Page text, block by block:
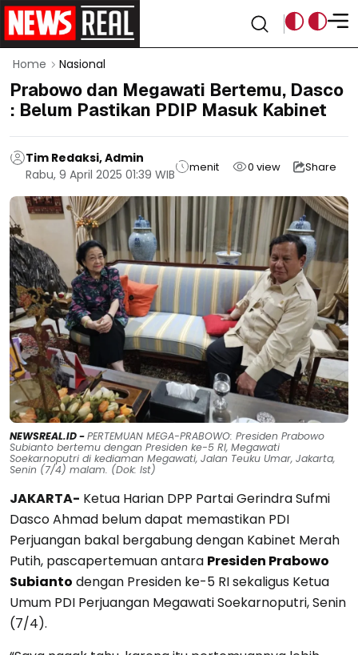
Home Nasional
Prabowo dan Megawati Bertemu, Dasco
: Belum Pastikan PDIP Masuk Kabinet
Tim Redaksi, Admin
Rabu, 9 April 2025 01:39 WIB
menit 0 view Share
NEWSREAL.ID -PERTEMUAN MEGA-PRABOWO: Presiden Prabowo
Subianto bertemu dengan Presiden ke-5 RI, Megawati
Soekarnoputri di kediaman Megawati, Jalan Teuku Umar, Jakarta,
Senin (7/4) malam. (Dok: Ist)
JAKARTA- Ketua Harian DPP Partai Gerindra Sufmi
Dasco Ahmad belum dapat memastikan PDI
Perjuangan bakal bergabung dengan Kabinet Merah
Putih, pascapertemuan antara Presiden Prabowo
Subianto dengan Presiden ke-5 RI sekaligus Ketua
Umum PDI Perjuangan Megawati Soekarnoputri, Senin
(7/4).